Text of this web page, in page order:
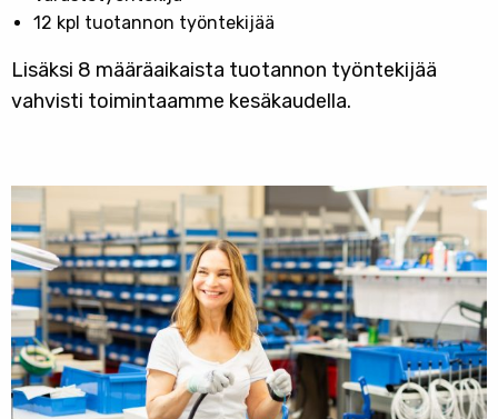
12 kpl tuotannon työntekijää
Lisäksi 8 määräaikaista tuotannon työntekijää
vahvisti toimintaamme kesäkaudella.